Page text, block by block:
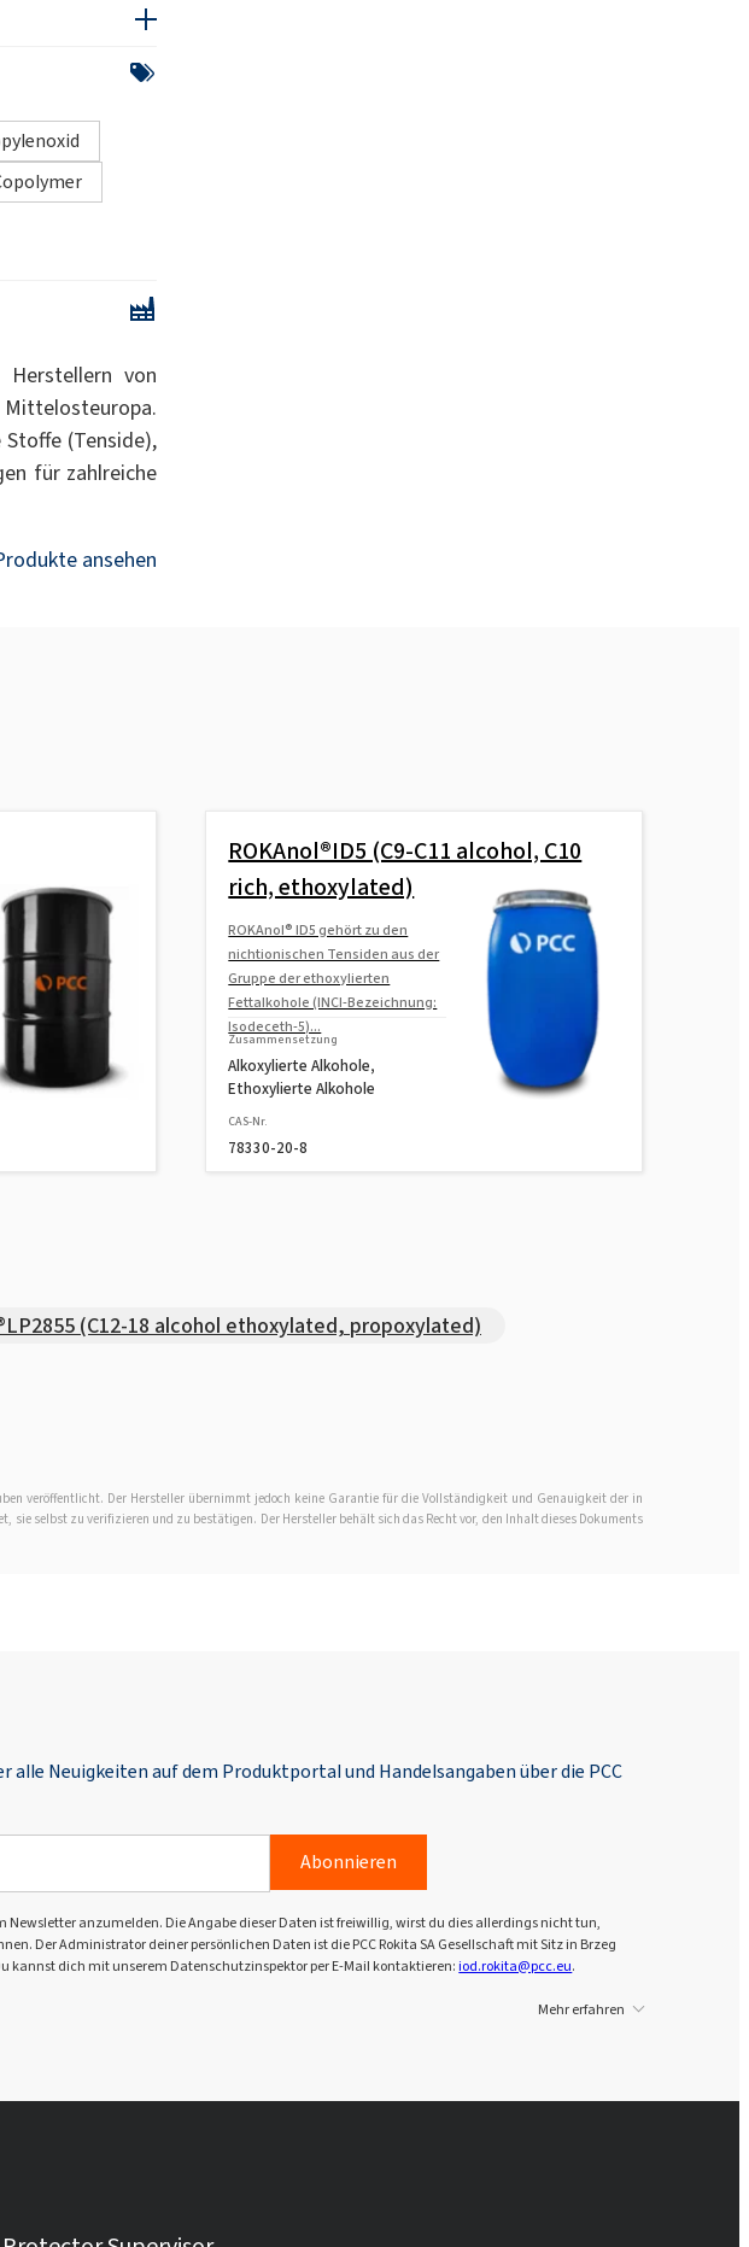
von
Mittelosteuropa.
(Tenside),
für zahlreiche
ansehen
ROKAnol®ID5 (C9-C11 alcohol, C10
rich, ethoxylated)
ROKAnol® ID5 gehört zu den
nichtionischen Tensiden aus der
Gruppe der ethoxylierten
Fettalkohole (INCI-Bezeichnung:
Isodeceth-5)...
Zusammensetzung
Alkoxylierte Alkohole,
Ethoxylierte Alkohole
CAS-Nr.
78330-20-8
(C12-18 alcohol ethoxylated, propoxylated)
veröffentlicht. Der Hersteller übernimmt jedoch keine Garantie für die Vollständigkeit und Genauigkeit der in
selbst zu verifizieren und zu bestätigen. Der Hersteller behält sich das Recht vor, den Inhalt dieses Dokuments
alle Neuigkeiten auf dem Produktportal und Handelsangaben über die PCC
Abonnieren
Newsletter anzumelden. Die Angabe dieser Daten ist freiwillig, wirst du dies allerdings nicht tun,
Der Administrator deiner persönlichen Daten ist die PCC Rokita SA Gesellschaft mit Sitz in Brzeg
kannst dich mit unserem Datenschutzinspektor per E-Mail kontaktieren:iod.rokita@pcc.eu.
Mehr erfahren